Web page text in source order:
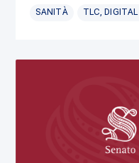
SANITÀ TLC,